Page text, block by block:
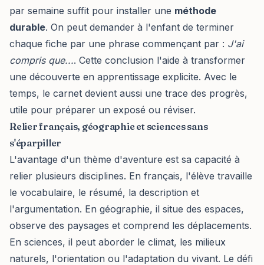
par semaine suffit pour installer une méthode
durable. On peut demander à l'enfant de terminer
chaque fiche par une phrase commençant par : J'ai
compris que.... Cette conclusion l'aide à transformer
une découverte en apprentissage explicite. Avec le
temps, le carnet devient aussi une trace des progrès,
utile pour préparer un exposé ou réviser.
Relier français, géographie et sciences sans
s'éparpiller
L'avantage d'un thème d'aventure est sa capacité à
relier plusieurs disciplines. En français, l'élève travaille
le vocabulaire, le résumé, la description et
l'argumentation. En géographie, il situe des espaces,
observe des paysages et comprend les déplacements.
En sciences, il peut aborder le climat, les milieux
naturels, l'orientation ou l'adaptation du vivant. Le défi